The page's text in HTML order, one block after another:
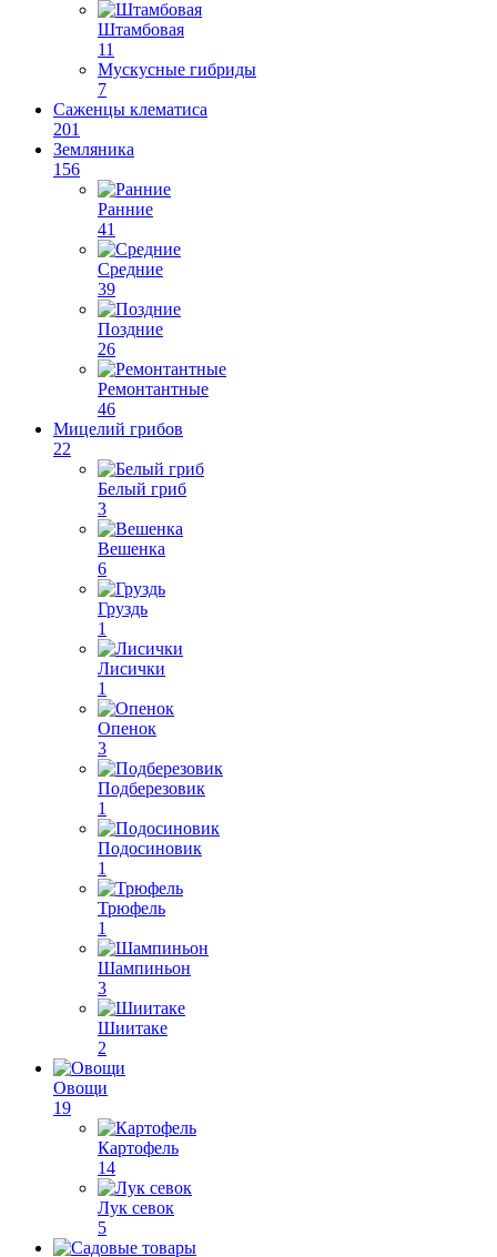
Штамбовая
11
Мускусные гибриды
7
Саженцы клематиса
201
Земляника
156
Ранние
41
Средние
39
Поздние
26
Ремонтантные
46
Мицелий грибов
22
Белый гриб
3
Вешенка
6
Груздь
1
Лисички
1
Опенок
3
Подберезовик
1
Подосиновик
1
Трюфель
1
Шампиньон
3
Шиитаке
2
Овощи
19
Картофель
14
Лук севок
5